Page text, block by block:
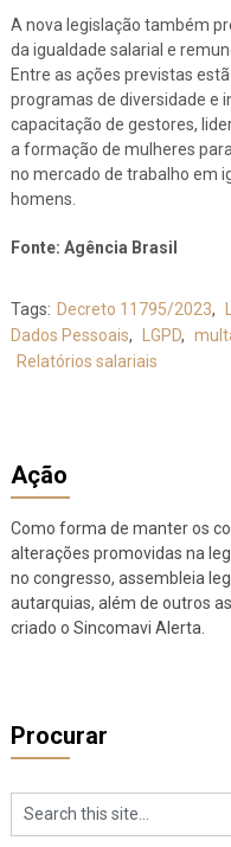
A nova legislação também
da igualdade salarial e
Entre as ações previstas
programas de diversidade e
capacitação de gestores,
a formação de mulheres
no mercado de trabalho em
homens.
Fonte: Agência Brasil
Tags: Decreto 11795/2023,
Dados Pessoais, LGPD,
Relatórios salariais
Ação
Como forma de manter os
alterações promovidas na
no congresso, assembleia
autarquias, além de outros
criado o Sincomavi Alerta.
Procurar